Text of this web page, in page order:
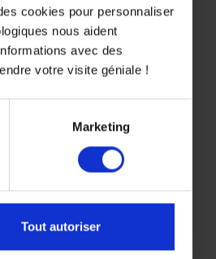
cookies pour personnaliser
nous aident
avec des
votre visite géniale !
Marketing
Tout autoriser
Fushia S
€